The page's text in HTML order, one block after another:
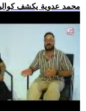
.. محمد عدوية يكشف